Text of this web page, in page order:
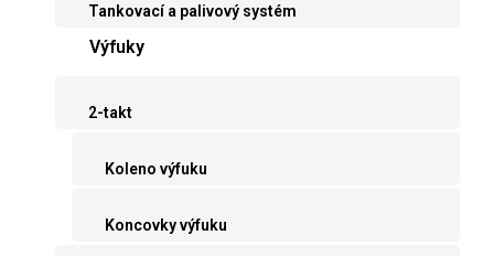
Tankovací a palivový systém
Výfuky
2-takt
Koleno výfuku
Koncovky výfuku